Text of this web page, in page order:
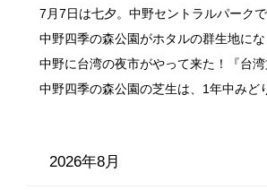
7月7日は七夕。中野セントラルパーク
中野四季の森公園がホタルの群生地に
中野に台湾の夜市がやって来た！『台
中野四季の森公園の芝生は、1年中み
2026年8月